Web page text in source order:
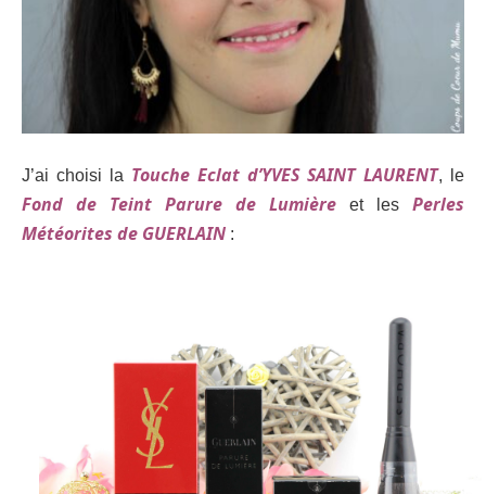
J’ai choisi la Touche Eclat d’YVES SAINT LAURENT, le
Fond de Teint Parure de Lumière et les Perles
Météorites de GUERLAIN :